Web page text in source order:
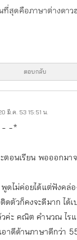
สุดคือภาษาต่างดาว
ตอบกลับ
มี.ค. 53 15:51 น.
- -*
ตอนเรียน พอออกมา
ดไม่ค่อยได้แต่ฟังคล่
ดตัวก็คงจะดีมาก ได้
วค่ะ คณิต คำนวณ ไ
อาดีด้านภาษาดีกว่า